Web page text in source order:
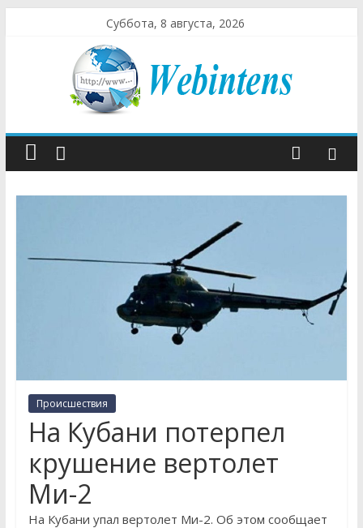
Суббота, 8 августа, 2026
Происшествия
На Кубани потерпел
крушение вертолет
Ми-2
На Кубани упал вертолет Ми-2. Об этом сообщает